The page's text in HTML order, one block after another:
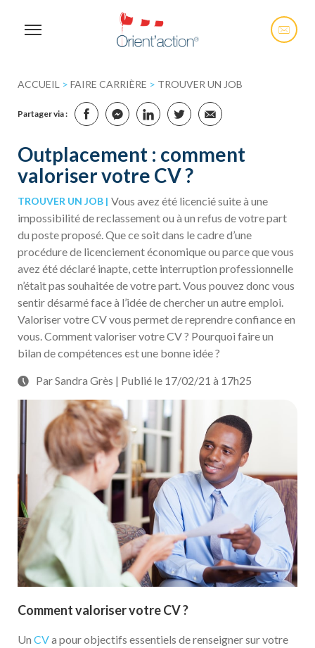
ACCUEIL > FAIRE CARRIÈRE > TROUVER UN JOB
Partager via :
Outplacement : comment
valoriser votre CV ?
TROUVER UN JOB
Vous avez été licencié suite à une
impossibilité de reclassement ou à un refus de votre part
du poste proposé. Que ce soit dans le cadre d’une
procédure de licenciement économique ou parce que vous
avez été déclaré inapte, cette interruption professionnelle
n’était pas souhaitée de votre part. Vous pouvez donc vous
sentir désarmé face à l’idée de chercher un autre emploi.
Valoriser votre CV vous permet de reprendre confiance en
vous. Comment valoriser votre CV ? Pourquoi faire un
bilan de compétences est une bonne idée ?
Par Sandra Grès | Publié le 17/02/21 à 17h25
Comment valoriser votre CV ?
Un CVa pour objectifs essentiels de renseigner sur votre